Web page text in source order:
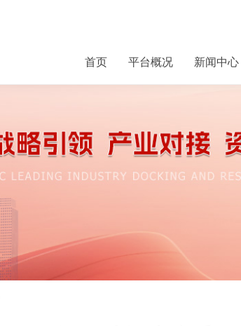
首页 平台概况 新闻中心